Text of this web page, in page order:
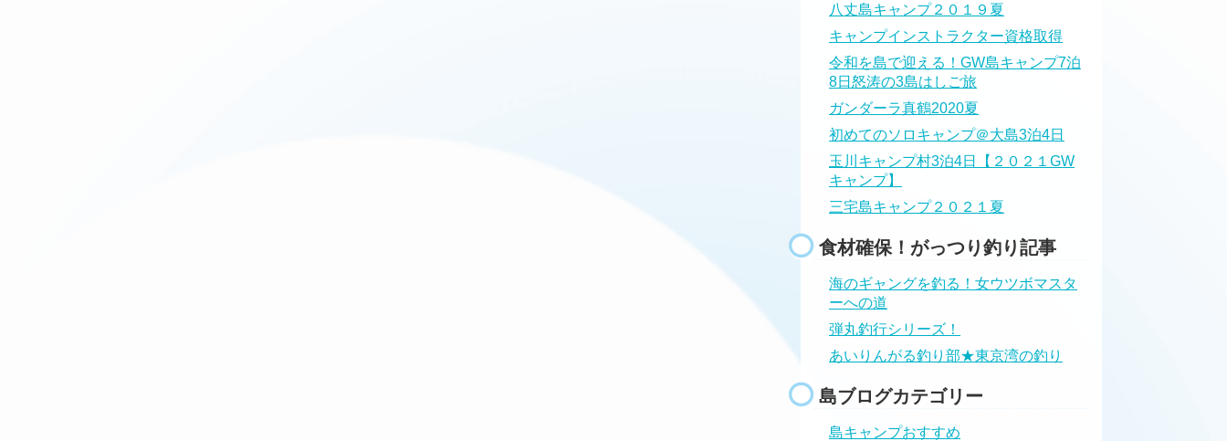
八丈島キャンプ２０１９夏
キャンプインストラクター資格取得
令和を島で迎える！GW島キャンプ7泊
8日怒涛の3島はしご旅
ガンダーラ真鶴2020夏
初めてのソロキャンプ＠大島3泊4日
玉川キャンプ村3泊4日【２０２１GW
キャンプ】
三宅島キャンプ２０２１夏
食材確保！がっつり釣り記事
海のギャングを釣る！女ウツボマスタ
ーへの道
弾丸釣行シリーズ！
あいりんがる釣り部★東京湾の釣り
島ブログカテゴリー
島キャンプおすすめ